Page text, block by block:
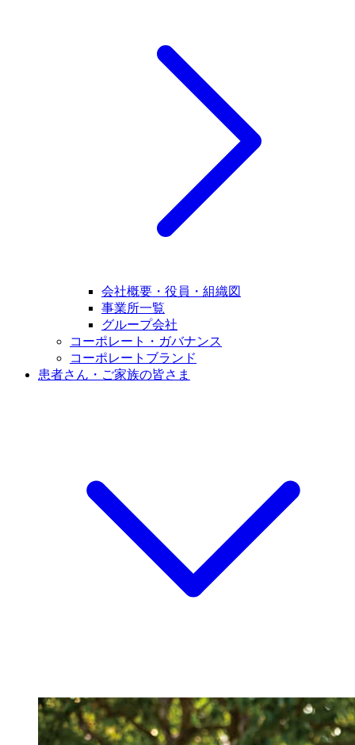
会社概要・役員・組織図
事業所一覧
グループ会社
コーポレート・ガバナンス
コーポレートブランド
患者さん・ご家族の皆さま